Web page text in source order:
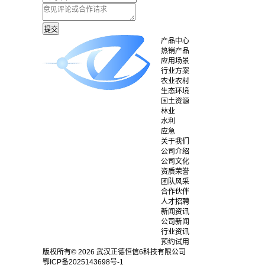
产品中心
热销产品
应用场景
行业方案
农业农村
生态环境
国土资源
林业
水利
应急
关于我们
公司介绍
公司文化
资质荣誉
团队风采
合作伙伴
人才招聘
新闻资讯
公司新闻
行业资讯
预约试用
版权所有© 2026 武汉正德恒信6科技有限公司
鄂ICP备2025143698号-1